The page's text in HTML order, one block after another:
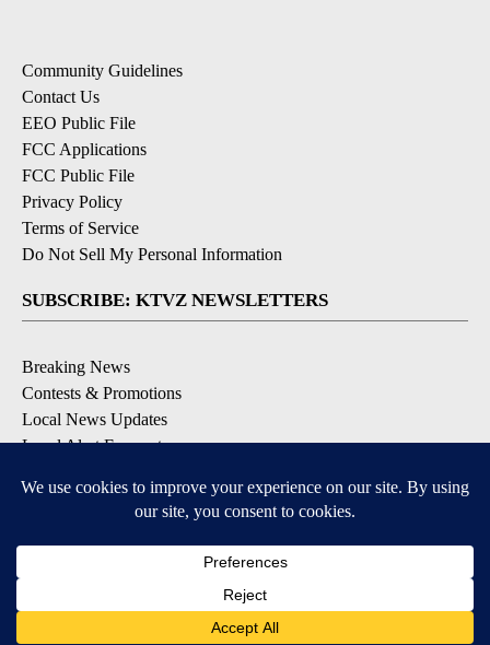
Community Guidelines
Contact Us
EEO Public File
FCC Applications
FCC Public File
Privacy Policy
Terms of Service
Do Not Sell My Personal Information
SUBSCRIBE: KTVZ NEWSLETTERS
Breaking News
Contests & Promotions
Local News Updates
Local Alert Forecast
DOWNLOAD: KTVZ APPS